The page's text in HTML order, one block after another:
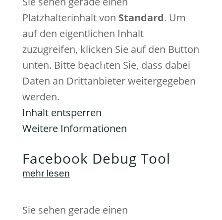
Platzhalterinhalt von Standard. Um
auf den eigentlichen Inhalt
zuzugreifen, klicken Sie auf den Button
unten. Bitte beachten Sie, dass dabei
Daten an Drittanbieter weitergegeben
werden.
Inhalt entsperren
Weitere Informationen
Facebook Debug Tool
mehr lesen
Sie sehen gerade einen